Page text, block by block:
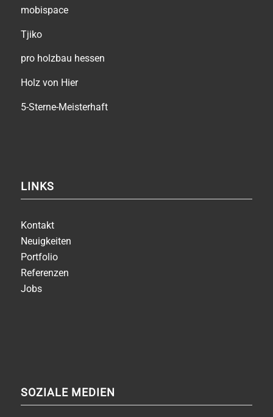
mobispace
Tjiko
pro holzbau hessen
Holz von Hier
5-Sterne-Meisterhaft
LINKS
Kontakt
Neuigkeiten
Portfolio
Referenzen
Jobs
SOZIALE MEDIEN